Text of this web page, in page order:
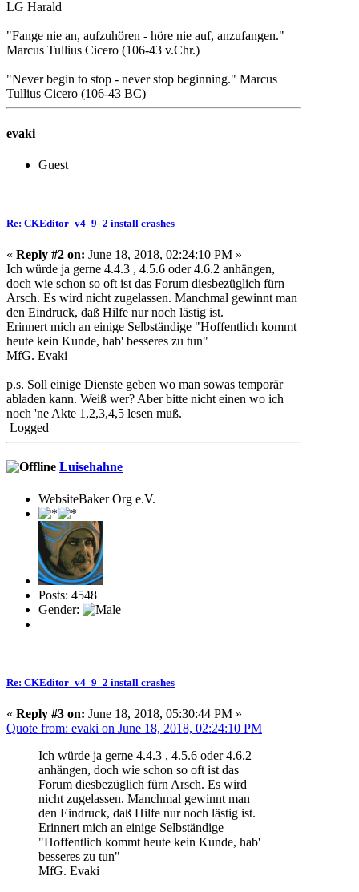
LG Harald
"Fange nie an, aufzuhören - höre nie auf, anzufangen."
Marcus Tullius Cicero (106-43 v.Chr.)
"Never begin to stop - never stop beginning." Marcus
Tullius Cicero (106-43 BC)
evaki
Guest
Re: CKEditor_v4_9_2 install crashes
« Reply #2 on: June 18, 2018, 02:24:10 PM »
Ich würde ja gerne 4.4.3 , 4.5.6 oder 4.6.2 anhängen,
doch wie schon so oft ist das Forum diesbezüglich fürn
Arsch. Es wird nicht zugelassen. Manchmal gewinnt man
den Eindruck, daß Hilfe nur noch lästig ist.
Erinnert mich an einige Selbständige "Hoffentlich kommt
heute kein Kunde, hab' besseres zu tun"
MfG. Evaki
p.s. Soll einige Dienste geben wo man sowas temporär
abladen kann. Weiß wer? Aber bitte nicht einen wo ich
noch 'ne Akte 1,2,3,4,5 lesen muß.
Logged
Luisehahne
WebsiteBaker Org e.V.
Posts: 4548
Gender:
Re: CKEditor_v4_9_2 install crashes
« Reply #3 on: June 18, 2018, 05:30:44 PM »
Quote from: evaki on June 18, 2018, 02:24:10 PM
Ich würde ja gerne 4.4.3 , 4.5.6 oder 4.6.2
anhängen, doch wie schon so oft ist das
Forum diesbezüglich fürn Arsch. Es wird
nicht zugelassen. Manchmal gewinnt man
den Eindruck, daß Hilfe nur noch lästig ist.
Erinnert mich an einige Selbständige
"Hoffentlich kommt heute kein Kunde, hab'
besseres zu tun"
MfG. Evaki